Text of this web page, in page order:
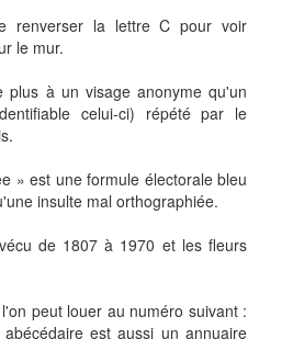
renverser la lettre C pour voir
le mur.
plus à un visage anonyme qu'un
celui-ci) répété par le
» est une formule électorale bleu
insulte mal orthographiée.
de 1807 à 1970 et les fleurs
peut louer au numéro suivant :
est aussi un annuaire